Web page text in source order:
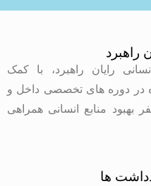
راهبرد
رایان راهبرد، با کمک
در دوره های تخصصی داخل و
منابع انسانی همراهی
ها